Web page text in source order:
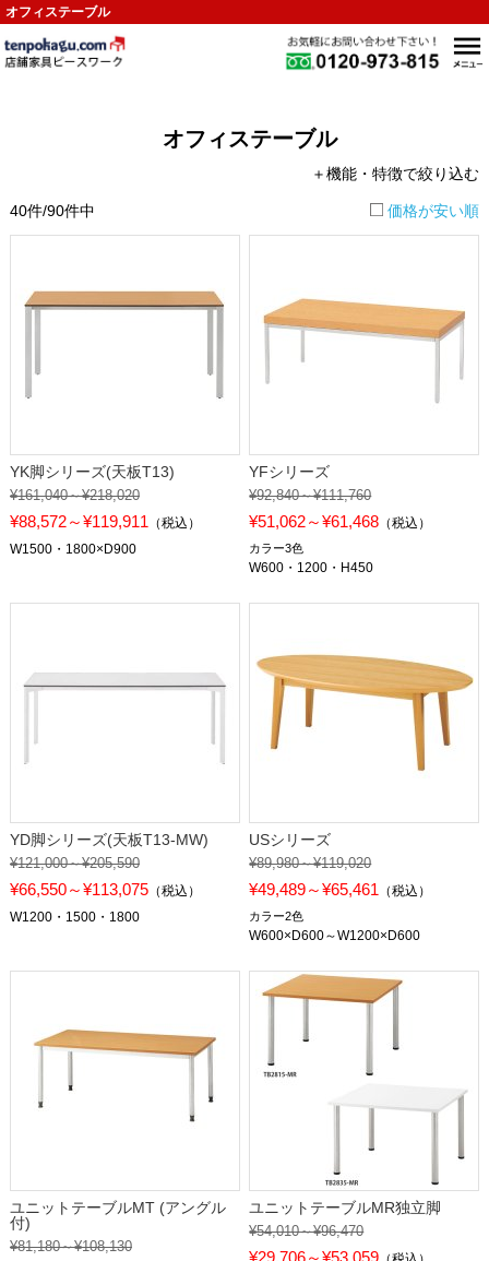
オフィステーブル
オフィステーブル
＋機能・特徴で絞り込む
40件/90件中 価格が安い順
YK脚シリーズ(天板T13)
¥161,040～¥218,020
¥88,572～¥119,911（税込）
W1500・1800×D900
YFシリーズ
¥92,840～¥111,760
¥51,062～¥61,468 （税込）
カラー3色
W600・1200・H450
YD脚シリーズ(天板T13-MW)
¥121,000～¥205,590
¥66,550～¥113,075（税込）
W1200・1500・1800
USシリーズ
¥89,980～¥119,020
¥49,489～¥65,461 （税込）
カラー2色
W600×D600～W1200×D600
ユニットテーブルMT (アングル
付)
¥81,180～¥108,130
ユニットテーブルMR独立脚
¥54,010～¥96,470
¥29,706～¥53,059